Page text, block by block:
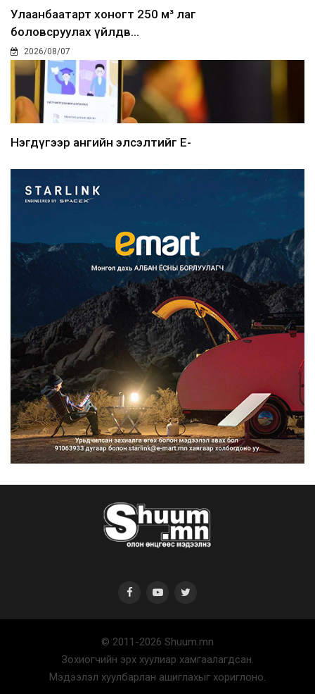
Улаанбаатарт хоногт 250 м³ лаг
боловсруулах үйлдв...
2026/08/07
Нэгдүгээр ангийн элсэлтийг E-
Францад иргэд рүү зөвшөөрөлгүй
сурталчилгааны дууд...
2026/08/07
Нийтийн тээврийн Ч:19А чиглэлийн
замналд түр хугац...
2026/08/07
Автомашины улсын дугаар сондгой
тоогоор төгссөн бо...
Улаанбаатарт өдөртөө 30 хэм дулаан
2026/08/07
© 2011-2026 Shuum.mn
Зохиогчийн эрх хуулиар хамгаалагдсан.
Мэдээлэл хуулбарлан ашиглахыг хориглоно.